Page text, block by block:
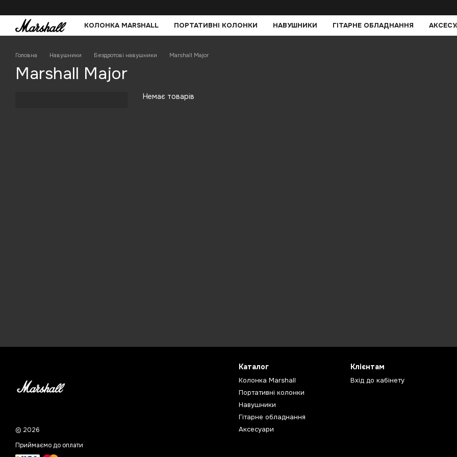
КОЛОНКА MARSHALL ПОРТАТИВНІ КОЛОНКИ НАВУШНИКИ ГІТАРНЕ ОБЛАДНАННЯ
Головна Навушники Бездротові навушники Marshall Major
Marshall Major
Немає товарів
© 2026
Приймаємо до оплати
Каталог
Колонка Marshall
Портативні колонки
Навушники
Гітарне обладнання
Аксесуари
Клієнтам
Вхід до кабінету